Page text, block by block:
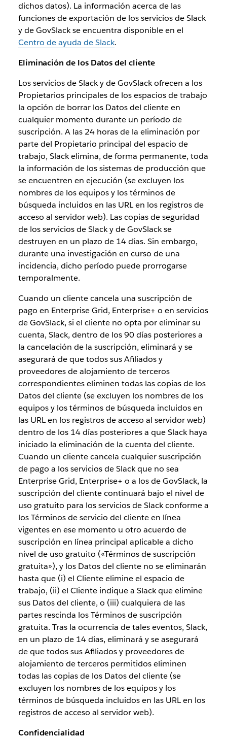
dichos datos). La información acerca de las
funciones de exportación de los servicios de Slack
y de GovSlack se encuentra disponible en el
Centro de ayuda de Slack.
Eliminación de los Datos del cliente
Los servicios de Slack y de GovSlack ofrecen a los
Propietarios principales de los espacios de trabajo
la opción de borrar los Datos del cliente en
cualquier momento durante un período de
suscripción. A las 24 horas de la eliminación por
parte del Propietario principal del espacio de
trabajo, Slack elimina, de forma permanente, toda
la información de los sistemas de producción que
se encuentren en ejecución (se excluyen los
nombres de los equipos y los términos de
búsqueda incluidos en las URL en los registros de
acceso al servidor web). Las copias de seguridad
de los servicios de Slack y de GovSlack se
destruyen en un plazo de 14 días. Sin embargo,
durante una investigación en curso de una
incidencia, dicho período puede prorrogarse
temporalmente.
Cuando un cliente cancela una suscripción de
pago en Enterprise Grid, Enterprise+ o en servicios
de GovSlack, si el cliente no opta por eliminar su
cuenta, Slack, dentro de los 90 días posteriores a
la cancelación de la suscripción, eliminará y se
asegurará de que todos sus Afiliados y
proveedores de alojamiento de terceros
correspondientes eliminen todas las copias de los
Datos del cliente (se excluyen los nombres de los
equipos y los términos de búsqueda incluidos en
las URL en los registros de acceso al servidor web)
dentro de los 14 días posteriores a que Slack haya
iniciado la eliminación de la cuenta del cliente.
Cuando un cliente cancela cualquier suscripción
de pago a los servicios de Slack que no sea
Enterprise Grid, Enterprise+ o a los de GovSlack, la
suscripción del cliente continuará bajo el nivel de
uso gratuito para los servicios de Slack conforme a
los Términos de servicio del cliente en línea
vigentes en ese momento u otro acuerdo de
suscripción en línea principal aplicable a dicho
nivel de uso gratuito («Términos de suscripción
gratuita»), y los Datos del cliente no se eliminarán
hasta que (i) el Cliente elimine el espacio de
trabajo, (ii) el Cliente indique a Slack que elimine
sus Datos del cliente, o (iii) cualquiera de las
partes rescinda los Términos de suscripción
gratuita. Tras la ocurrencia de tales eventos, Slack,
en un plazo de 14 días, eliminará y se asegurará
de que todos sus Afiliados y proveedores de
alojamiento de terceros permitidos eliminen
todas las copias de los Datos del cliente (se
excluyen los nombres de los equipos y los
términos de búsqueda incluidos en las URL en los
registros de acceso al servidor web).
Confidencialidad